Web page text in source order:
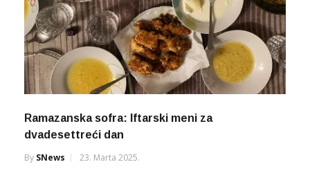
Ramazanska sofra: Iftarski meni za
dvadesettreći dan
By SNews 23. Marta 2025.